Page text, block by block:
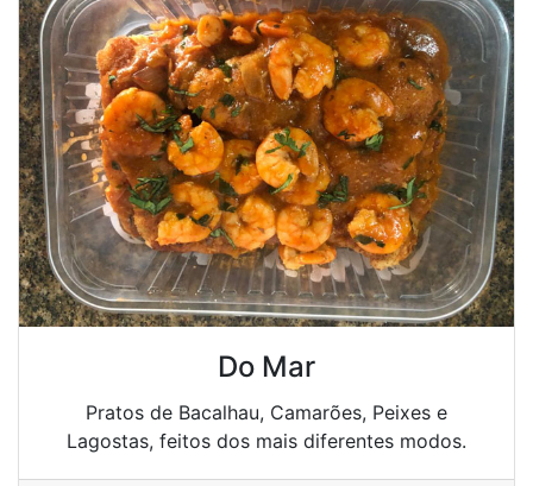
Do Mar
Pratos de Bacalhau, Camarões, Peixes e
Lagostas, feitos dos mais diferentes modos.